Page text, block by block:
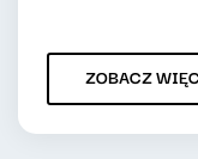
ZOBACZ